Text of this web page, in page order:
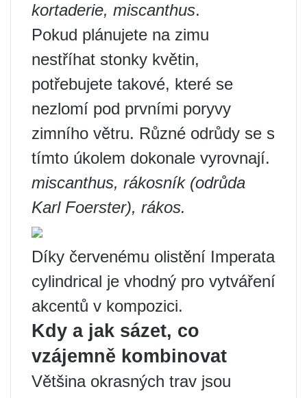
kortaderie, miscanthus.
Pokud plánujete na zimu
nestříhat stonky květin,
potřebujete takové, které se
nezlomí pod prvními poryvy
zimního větru. Různé odrůdy se s
tímto úkolem dokonale vyrovnají.
miscanthus, rákosník (odrůda
Karl Foerster), rákos.
Díky červenému olistění Imperata
cylindrical je vhodný pro vytváření
akcentů v kompozici.
Kdy a jak sázet, co
vzájemně kombinovat
Většina okrasných trav jsou